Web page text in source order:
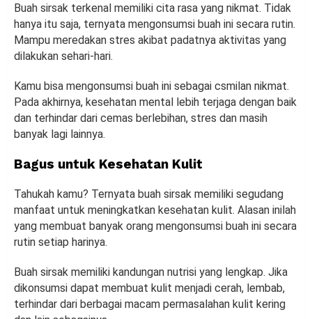
Buah sirsak terkenal memiliki cita rasa yang nikmat. Tidak
hanya itu saja, ternyata mengonsumsi buah ini secara rutin.
Mampu meredakan stres akibat padatnya aktivitas yang
dilakukan sehari-hari.
Kamu bisa mengonsumsi buah ini sebagai csmilan nikmat.
Pada akhirnya, kesehatan mental lebih terjaga dengan baik
dan terhindar dari cemas berlebihan, stres dan masih
banyak lagi lainnya.
Bagus untuk Kesehatan Kulit
Tahukah kamu? Ternyata buah sirsak memiliki segudang
manfaat untuk meningkatkan kesehatan kulit. Alasan inilah
yang membuat banyak orang mengonsumsi buah ini secara
rutin setiap harinya.
Buah sirsak memiliki kandungan nutrisi yang lengkap. Jika
dikonsumsi dapat membuat kulit menjadi cerah, lembab,
terhindar dari berbagai macam permasalahan kulit kering